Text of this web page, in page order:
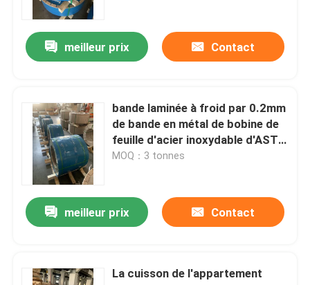
bandes de l'acier inoxydable 304L
Bande de l'acier inoxydable 321
Bobine de l'acier inoxydable 301
bobine de bande ss
Bande d'acier inoxydable de précision
Rouleau de bande en acier inoxydable
meilleur prix Contact
bande laminée à froid par 0.2mm
de bande en métal de bobine de
feuille d'acier inoxydable d'ASTM
solides solubles 304
MOQ：3 tonnes
meilleur prix Contact
La cuisson de l'appartement